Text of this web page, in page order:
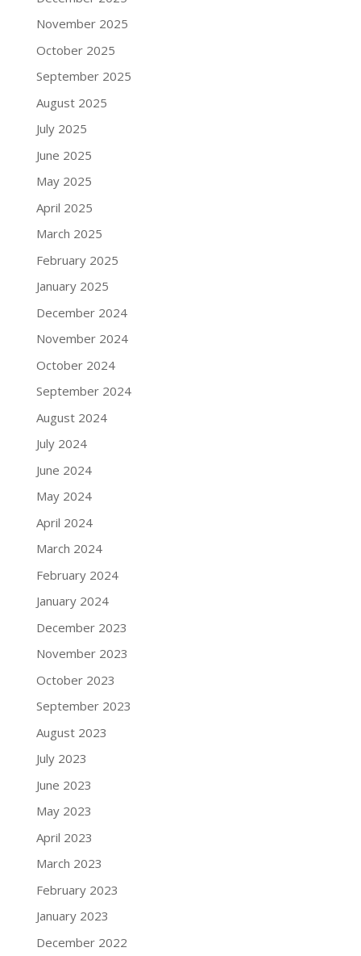
November 2025
October 2025
September 2025
August 2025
July 2025
June 2025
May 2025
April 2025
March 2025
February 2025
January 2025
December 2024
November 2024
October 2024
September 2024
August 2024
July 2024
June 2024
May 2024
April 2024
March 2024
February 2024
January 2024
December 2023
November 2023
October 2023
September 2023
August 2023
July 2023
June 2023
May 2023
April 2023
March 2023
February 2023
January 2023
December 2022